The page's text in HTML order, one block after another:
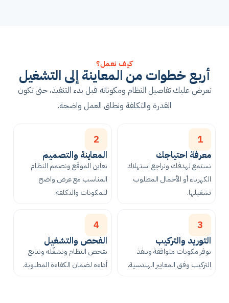
كيف نعمل؟
أربع خطوات من المعاينة إلى التشغيل
نعرض عليك تفاصيل النظام ومكوناته قبل بدء التنفيذ، حتى تكون
القدرة والتكلفة ونطاق العمل واضحة.
1
معرفة احتياجك
نستمع لهدفك ونراجع استهلاك
الكهرباء أو الأحمال المطلوب
تشغيلها.
2
المعاينة والتصميم
نعاين الموقع ونصمم النظام
المناسب مع عرض واضح
للمكونات والتكلفة.
3
التوريد والتركيب
نوفر مكونات متوافقة وننفذ
التركيب وفق المعايير الهندسية.
4
الفحص والتشغيل
نفحص النظام ونشغّله ونتابع
أداءه لضمان الكفاءة المطلوبة.